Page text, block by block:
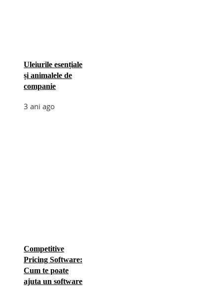
Uleiurile esențiale
și animalele de
companie
3 ani ago
Competitive
Pricing Software:
Cum te poate
ajuta un software